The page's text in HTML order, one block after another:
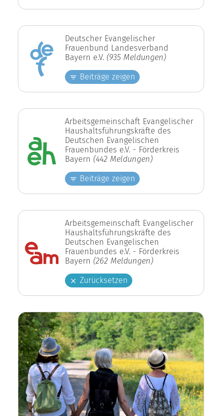
Deutscher Evangelischer
Frauenbund Landesverband
Bayern e.V.(935 Meldungen)
Beiträge zeigen
Arbeitsgemeinschaft Evangelischer
Haushaltsführungskräfte des
Deutschen Evangelischen
Frauenbundes e.V. - Förderkreis
Bayern(442 Meldungen)
Beiträge zeigen
Arbeitsgemeinschaft Evangelischer
Haushaltsführungskräfte des
Deutschen Evangelischen
Frauenbundes e.V. - Förderkreis
Bayern(262 Meldungen)
Zurücksetzen